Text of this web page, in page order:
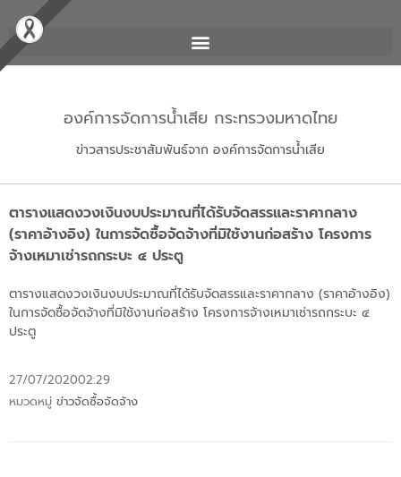
องค์การจัดการน้ำเสีย กระทรวงมหาดไทย
ข่าวสารประชาสัมพันธ์จาก องค์การจัดการน้ำเสีย
ตารางแสดงวงเงินงบประมาณที่ได้รับจัดสรรและราคากลาง
(ราคาอ้างอิง) ในการจัดซื้อจัดจ้างที่มิใช้งานก่อสร้าง โครงการ
จ้างเหมาเช่ารถกระบะ ๔ ประตู
ตารางแสดงวงเงินงบประมาณที่ได้รับจัดสรรและราคากลาง (ราคาอ้างอิง)
ในการจัดซื้อจัดจ้างที่มิใช้งานก่อสร้าง โครงการจ้างเหมาเช่ารถกระบะ ๔
ประตู
27/07/202002:29
หมวดหมู่ ข่าวจัดซื้อจัดจ้าง